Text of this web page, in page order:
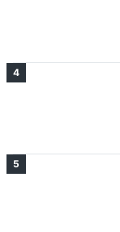
4
5